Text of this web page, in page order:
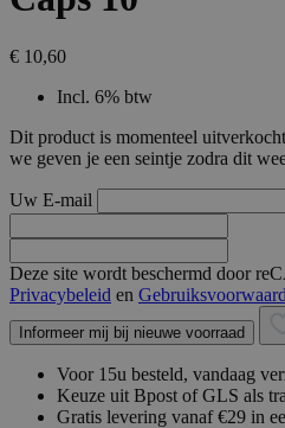
€ 10,60
Incl. 6% btw
Dit product is momenteel
we geven je een seintje zodra dit
Uw E-mail
Deze site wordt beschermd door
Privacybeleid en
Informeer mij bij nieuwe voorraad
Voor 15u besteld, vandaag
Keuze uit Bpost of GLS als
Gratis levering vanaf €29 in